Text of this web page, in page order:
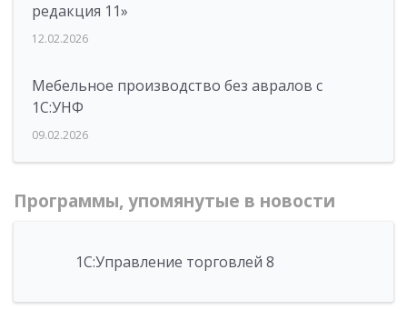
редакция 11»
12.02.2026
Мебельное производство без авралов с
1С:УНФ
09.02.2026
Программы, упомянутые в новости
1С:Управление торговлей 8